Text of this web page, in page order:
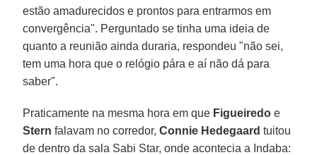
estão amadurecidos e prontos para entrarmos em
convergência". Perguntado se tinha uma ideia de
quanto a reunião ainda duraria, respondeu "não sei,
tem uma hora que o relógio pára e aí não dá para
saber".
Praticamente na mesma hora em que Figueiredoe
Sternfalavam no corredor,Connie Hedegaard tuitou
de dentro da sala Sabi Star, onde acontecia a Indaba: